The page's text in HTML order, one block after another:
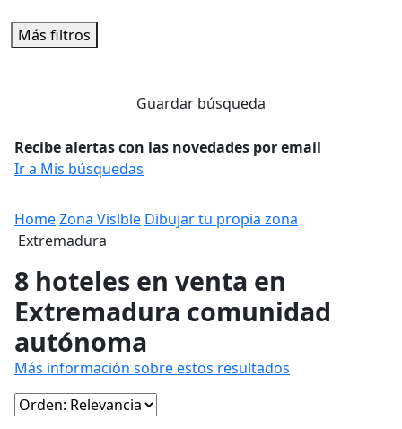
Más filtros
Guardar búsqueda
Recibe alertas con las novedades por email
Ir a Mis búsquedas
HomeZona Vislble Dibujar tu propia zona
Extremadura
8 hoteles en venta en
Extremadura comunidad
autónoma
Más información sobre estos resultados